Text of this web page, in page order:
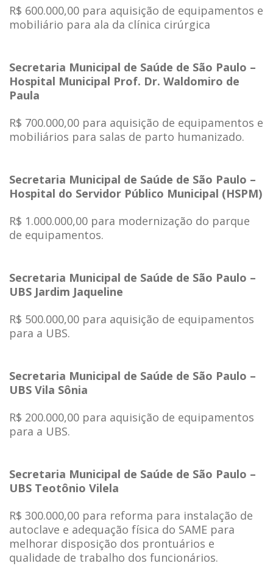
R$ 600.000,00 para aquisição de equipamentos e
mobiliário para ala da clínica cirúrgica
Secretaria Municipal de Saúde de São Paulo –
Hospital Municipal Prof. Dr. Waldomiro de
Paula
R$ 700.000,00 para aquisição de equipamentos e
mobiliários para salas de parto humanizado.
Secretaria Municipal de Saúde de São Paulo –
Hospital do Servidor Público Municipal (HSPM)
R$ 1.000.000,00 para modernização do parque
de equipamentos.
Secretaria Municipal de Saúde de São Paulo –
UBS Jardim Jaqueline
R$ 500.000,00 para aquisição de equipamentos
para a UBS.
Secretaria Municipal de Saúde de São Paulo –
UBS Vila Sônia
R$ 200.000,00 para aquisição de equipamentos
para a UBS.
Secretaria Municipal de Saúde de São Paulo –
UBS Teotônio Vilela
R$ 300.000,00 para reforma para instalação de
autoclave e adequação física do SAME para
melhorar disposição dos prontuários e
qualidade de trabalho dos funcionários.